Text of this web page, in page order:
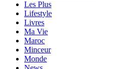
Les Plus
Lifestyle
Livres
Ma Vie
Maroc
Minceur
Monde